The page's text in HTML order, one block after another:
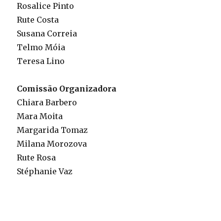
Rosalice Pinto
Rute Costa
Susana Correia
Telmo Móia
Teresa Lino
Comissão Organizadora
Chiara Barbero
Mara Moita
Margarida Tomaz
Milana Morozova
Rute Rosa
Stéphanie Vaz